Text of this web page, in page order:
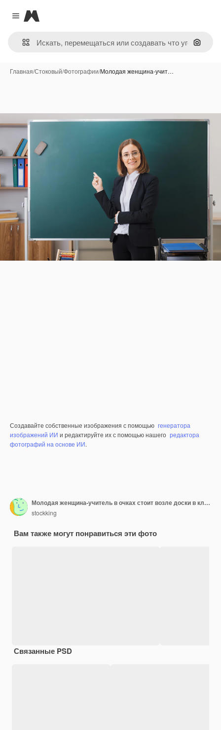
Close menu
Magnific
Поиск
Главная/Стоковый/Фотографии/Молодая женщина-учит…
Создавайте собственные изображения с помощью генератора
изображений ИИ и редактируйте их с помощью нашего редактора
фотографий на основе ИИ.
Молодая женщина-учитель в очках стоит возле доски в классе, объясняя урок, указывая указательным пальцем на доску, уверенно улыбаясь
stockking
Вам также могут понравиться эти фото
Связанные PSD